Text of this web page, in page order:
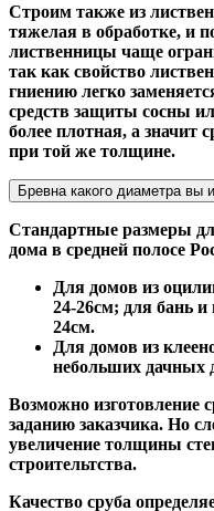
Строим также из
тяжелая в обработке, и
лиственницы чаще
так как свойство
гниению легко
средств защиты сосны
более плотная, а значит
при той же толщине.
Бревна какого диаметра вы
Стандартные размеры
дома в средней полосе
Для домов из
24-26см; для бань
24см.
Для домов из
небольших дачных
Возможно изготовление
заданию заказчика. Но
увеличение толщины
строительтства.
Качество сруба